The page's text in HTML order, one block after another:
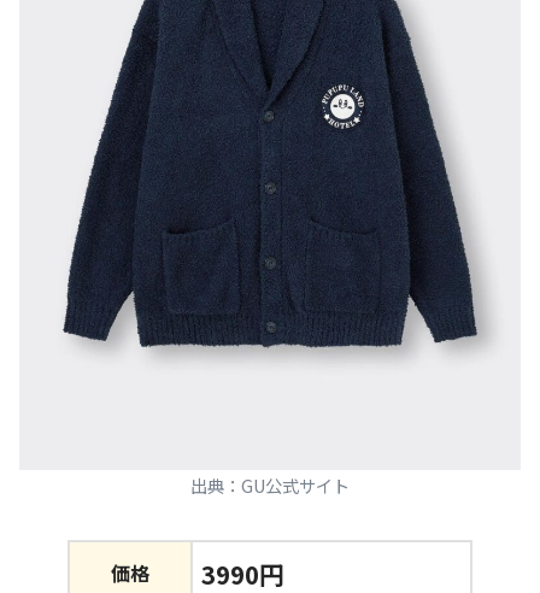
出典：GU公式サイト
価格 3990円